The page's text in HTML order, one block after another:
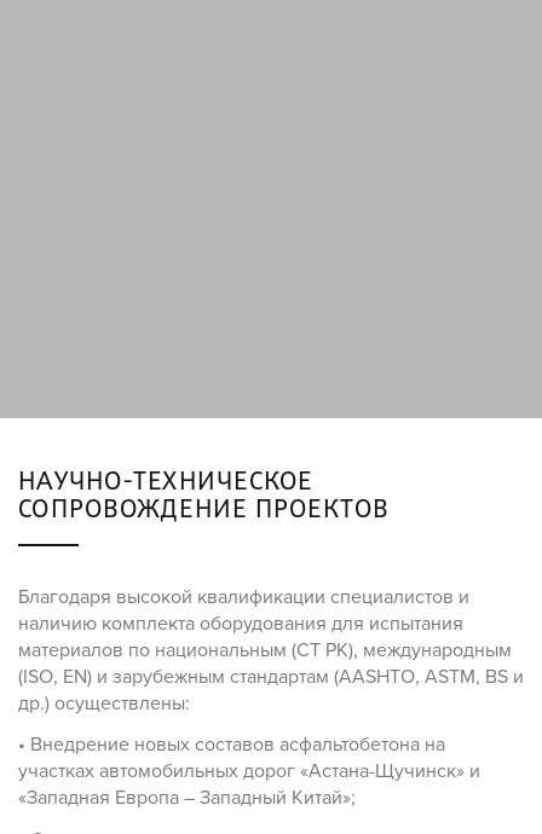
НАУЧНО-ТЕХНИЧЕСКОЕ
СОПРОВОЖДЕНИЕ ПРОЕКТОВ
Благодаря высокой квалификации специалистов и
наличию комплекта оборудования для испытания
материалов по национальным (СТ РК), международным
(ISO, EN) и зарубежным стандартам (AASHTO, ASTM, BS и
др.) осуществлены:
• Внедрение новых составов асфальтобетона на
участках автомобильных дорог «Астана-Щучинск» и
«Западная Европа – Западный Китай»;